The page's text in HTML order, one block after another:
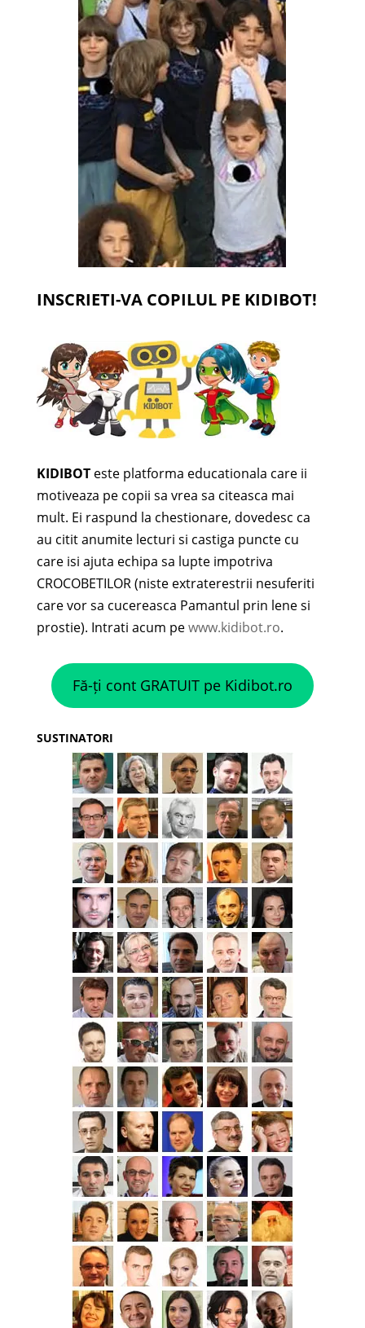
INSCRIETI-VA COPILUL PE KIDIBOT!
KIDIBOTeste platforma educationala care ii
motiveaza pe copii sa vrea sa citeasca mai
mult. Ei raspund la chestionare, dovedesc ca
au citit anumite lecturi si castiga puncte cu
care isi ajuta echipa sa lupte impotriva
CROCOBETILOR (niste extraterestrii nesuferiti
care vor sa cucereasca Pamantul prin lene si
prostie). Intrati acum pewww.kidibot.ro.
Fă-ți cont GRATUIT pe Kidibot.ro
SUSTINATORI